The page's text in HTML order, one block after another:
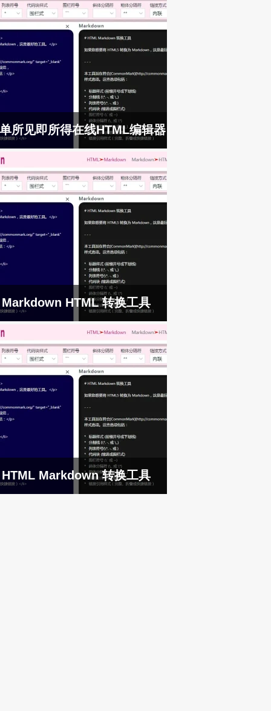
所见即所得在线HTML编辑器
Markdown HTML 转换工具
HTML Markdown 转换工具